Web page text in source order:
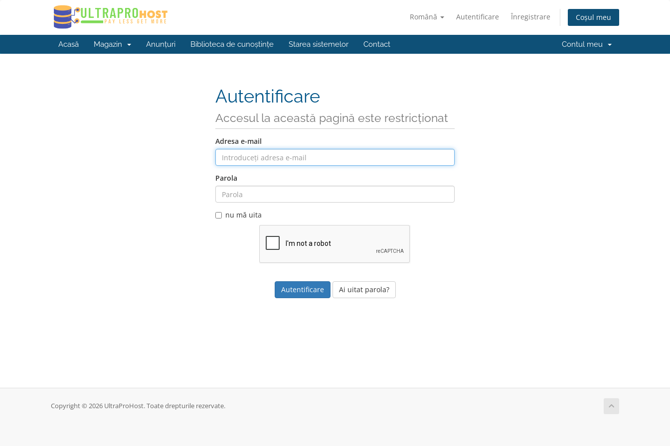
Română Autentificare Înregistrare Coșul meu
Acasă Magazin Anunțuri Biblioteca de cunoștințe Starea sistemelor Contact Contul meu
Autentificare
Accesul la această pagină este restricționat
Adresa e-mail
Parola
nu mă uita
Ai uitat parola?
Copyright © 2026 UltraProHost. Toate drepturile rezervate.